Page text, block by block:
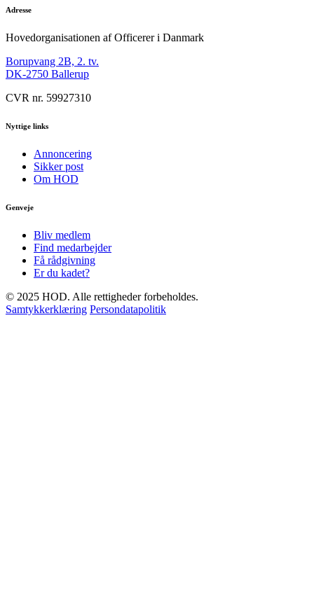
Adresse
Hovedorganisationen af Officerer i Danmark
Borupvang 2B, 2. tv.
DK-2750 Ballerup
CVR nr. 59927310
Nyttige links
Annoncering
Sikker post
Om HOD
Genveje
Bliv medlem
Find medarbejder
Få rådgivning
Er du kadet?
© 2025 HOD. Alle rettigheder forbeholdes.
Samtykkerklæring Persondatapolitik